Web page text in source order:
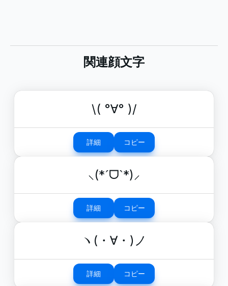
関連顔文字
\( °∀° )/
詳細 コピー
⸜(*ˊᗜˋ*)⸝
詳細 コピー
ヽ(・∀・)ノ
詳細 コピー